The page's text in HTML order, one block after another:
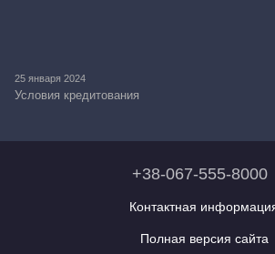
25 января 2024
Условия кредитования
+38-067-555-8000
Контактная
Полная версия сайта